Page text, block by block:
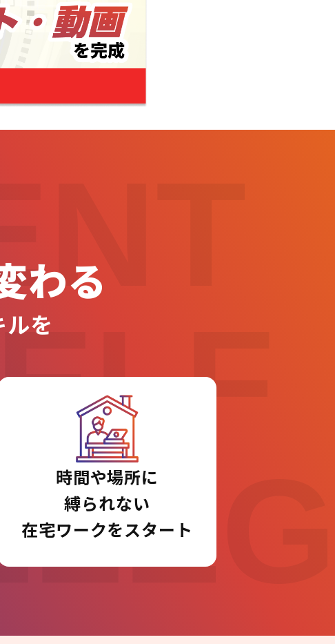
わる
を
時間や場所に
縛られない
在宅ワークをスタート